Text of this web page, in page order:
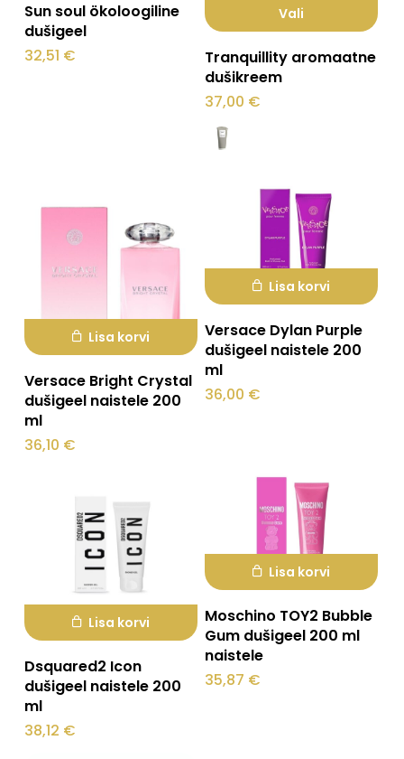
Sun soul ökoloogiline
dušigeel
32,51 €
Vali
tootel
on
mitu
varianti.
tootelehel.
Tranquillity aromaatne
dušikreem
37,00 €
Lisa korvi
Versace Bright Crystal
dušigeel naistele 200
ml
36,10 €
Lisa korvi
Versace Dylan Purple
dušigeel naistele 200
ml
36,00 €
Lisa korvi
Dsquared2 Icon
dušigeel naistele 200
ml
38,12 €
Lisa korvi
Moschino TOY2 Bubble
Gum dušigeel 200 ml
naistele
35,87 €